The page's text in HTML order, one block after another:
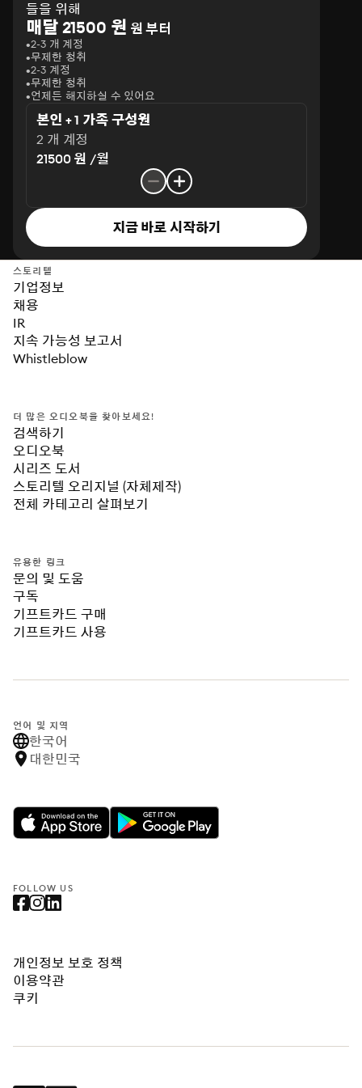
들을 위해
매달 21500 원 원 부터
2-3 개 계정
무제한 청취
2-3 계정
무제한 청취
언제든 해지하실 수 있어요
본인 + 1 가족 구성원
2 개 계정
21500 원 /월
지금 바로 시작하기
스토리텔
기업정보
채용
IR
지속 가능성 보고서
Whistleblow
더 많은 오디오북을 찾아보세요!
검색하기
오디오북
시리즈 도서
스토리텔 오리지널 (자체제작)
전체 카테고리 살펴보기
유용한 링크
문의 및 도움
구독
기프트카드 구매
기프트카드 사용
언어 및 지역
한국어
대한민국
FOLLOW US
개인정보 보호 정책
이용약관
쿠키